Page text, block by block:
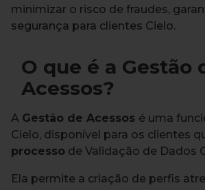
minimizar o risco de fraudes,
segurança para clientes Cielo.
O que é a Gestão
Acessos?
A Gestão de Acessos é uma
Cielo, disponível para os clientes
processo de Validação de Dados
Ela permite a criação de perfis